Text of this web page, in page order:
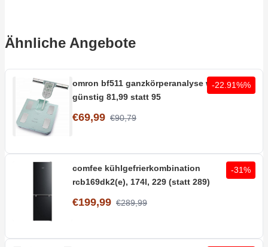
Ähnliche Angebote
omron bf511 ganzkörperanalyse waage,
günstig 81,99 statt 95
€69,99 €90,79
-22.91%%
comfee kühlgefrierkombination
rcb169dk2(e), 174l, 229 (statt 289)
€199,99 €289,99
-31%